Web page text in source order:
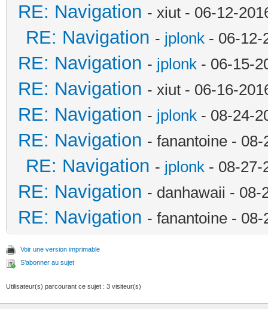
RE: Navigation - xiut - 06-12-
RE: Navigation - jplonk - 06-12-
RE: Navigation - jplonk - 06-15-
RE: Navigation - xiut - 06-16-
RE: Navigation - jplonk - 08-24-
RE: Navigation - fanantoine -
RE: Navigation - jplonk - 08-27-
RE: Navigation - danhawaii - 08-
RE: Navigation - fanantoine -
Voir une version imprimable
S’abonner au sujet
Utilisateur(s) parcourant ce sujet : 3 visiteur(s)